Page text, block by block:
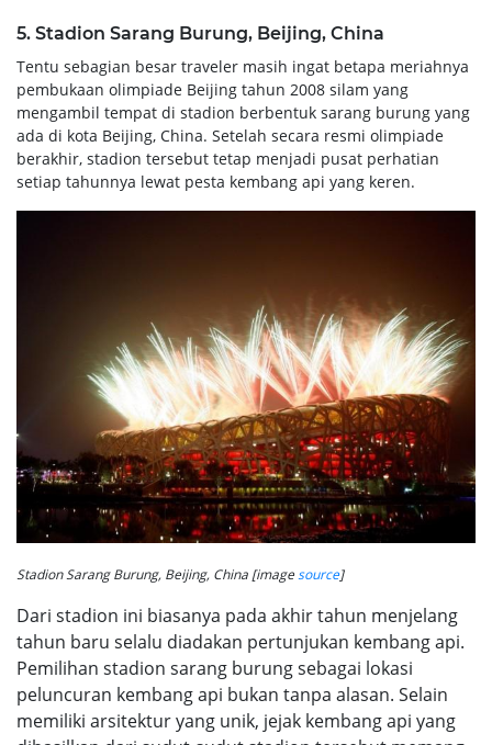
5. Stadion Sarang Burung, Beijing, China
Tentu sebagian besar traveler masih ingat betapa meriahnya
pembukaan olimpiade Beijing tahun 2008 silam yang
mengambil tempat di stadion berbentuk sarang burung yang
ada di kota Beijing, China. Setelah secara resmi olimpiade
berakhir, stadion tersebut tetap menjadi pusat perhatian
setiap tahunnya lewat pesta kembang api yang keren.
Stadion Sarang Burung, Beijing, China [imagesource]
Dari stadion ini biasanya pada akhir tahun menjelang
tahun baru selalu diadakan pertunjukan kembang api.
Pemilihan stadion sarang burung sebagai lokasi
peluncuran kembang api bukan tanpa alasan. Selain
memiliki arsitektur yang unik, jejak kembang api yang